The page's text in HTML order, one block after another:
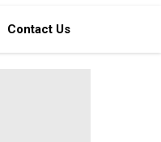
Contact Us